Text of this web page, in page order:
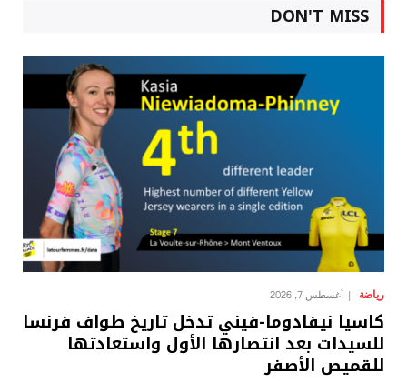
DON'T MISS
رياضة أغسطس 7, 2026
كاسيا نيفادوما-فيني تدخل تاريخ طواف فرنسا
للسيدات بعد انتصارها الأول واستعادتها
للقميص الأصفر